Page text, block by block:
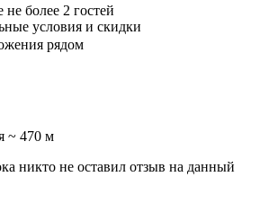
более 2 гостей
условия и скидки
рядом
~ 470 м
никто не оставил отзыв на данный